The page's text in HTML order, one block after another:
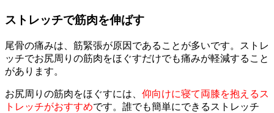
ストレッチで筋肉を伸ばす
尾骨の痛みは、筋緊張が原因であることが多いです。ストレ
ッチでお尻周りの筋肉をほぐすだけでも痛みが軽減すること
があります。
お尻周りの筋肉をほぐすには、 仰向けに寝て両膝を抱えるス
トレッチがおすすめです。誰でも簡単にできるストレッチ